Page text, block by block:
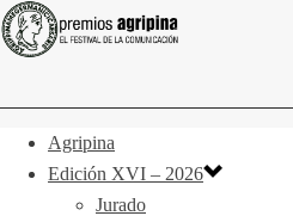
Agripina
Edición XVI – 2026
Jurado